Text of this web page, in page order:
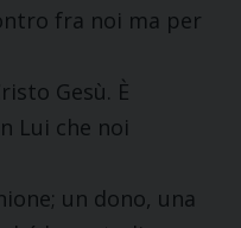
fra noi ma per
Gesù. È
Lui che noi
un dono, una